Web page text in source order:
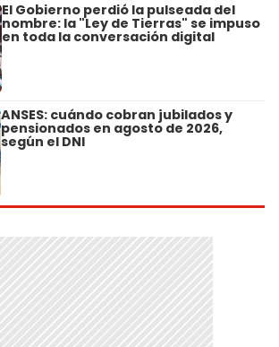
El Gobierno perdió la pulseada del
nombre: la "Ley de Tierras" se impuso
en toda la conversación digital
ANSES: cuándo cobran jubilados y
pensionados en agosto de 2026,
según el DNI